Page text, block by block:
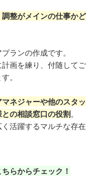
整がメインの仕事かど
ランの作成です。
画を練り、付随してご
。
ネジャーや他のスタッ
の相談窓口の役割。
活躍するマルチな存在
らからチェック！